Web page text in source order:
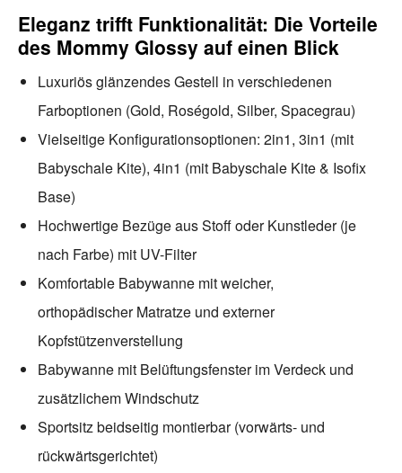
Eleganz trifft Funktionalität: Die Vorteile
des Mommy Glossy auf einen Blick
Luxuriös glänzendes Gestell in verschiedenen
Farboptionen (Gold, Roségold, Silber, Spacegrau)
Vielseitige Konfigurationsoptionen: 2in1, 3in1 (mit
Babyschale Kite), 4in1 (mit Babyschale Kite & Isofix
Base)
Hochwertige Bezüge aus Stoff oder Kunstleder (je
nach Farbe) mit UV-Filter
Komfortable Babywanne mit weicher,
orthopädischer Matratze und externer
Kopfstützenverstellung
Babywanne mit Belüftungsfenster im Verdeck und
zusätzlichem Windschutz
Sportsitz beidseitig montierbar (vorwärts- und
rückwärtsgerichtet)